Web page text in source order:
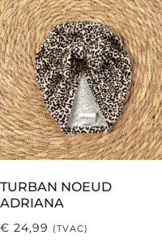
TURBAN NOEUD
ADRIANA
€ 24,99 (TVAC)